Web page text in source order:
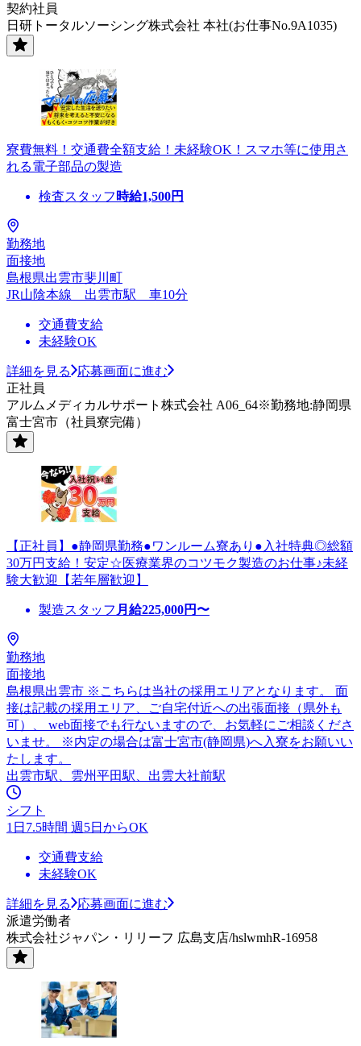
契約社員
日研トータルソーシング株式会社 本社(お仕事No.9A1035)
寮費無料！交通費全額支給！未経験OK！スマホ等に使用さ
れる電子部品の製造
検査スタッフ 時給1,500円
勤務地
面接地
島根県出雲市斐川町
JR山陰本線 出雲市駅 車10分
交通費支給
未経験OK
詳細を見る
応募画面に進む
正社員
アルムメディカルサポート株式会社 A06_64※勤務地:静岡県
富士宮市（社員寮完備）
【正社員】●静岡県勤務●ワンルーム寮あり●入社特典◎総額
30万円支給！安定☆医療業界のコツモク製造のお仕事♪未経
験大歓迎【若年層歓迎】
製造スタッフ 月給225,000円〜
勤務地
面接地
島根県出雲市 ※こちらは当社の採用エリアとなります。 面
接は記載の採用エリア、ご自宅付近への出張面接（県外も
可）、 web面接でも行ないますので、お気軽にご相談くださ
いませ。 ※内定の場合は富士宮市(静岡県)へ入寮をお願いい
たします。
出雲市駅、雲州平田駅、出雲大社前駅
シフト
1日7.5時間 週5日からOK
交通費支給
未経験OK
詳細を見る
応募画面に進む
派遣労働者
株式会社ジャパン・リリーフ 広島支店/hslwmhR-16958